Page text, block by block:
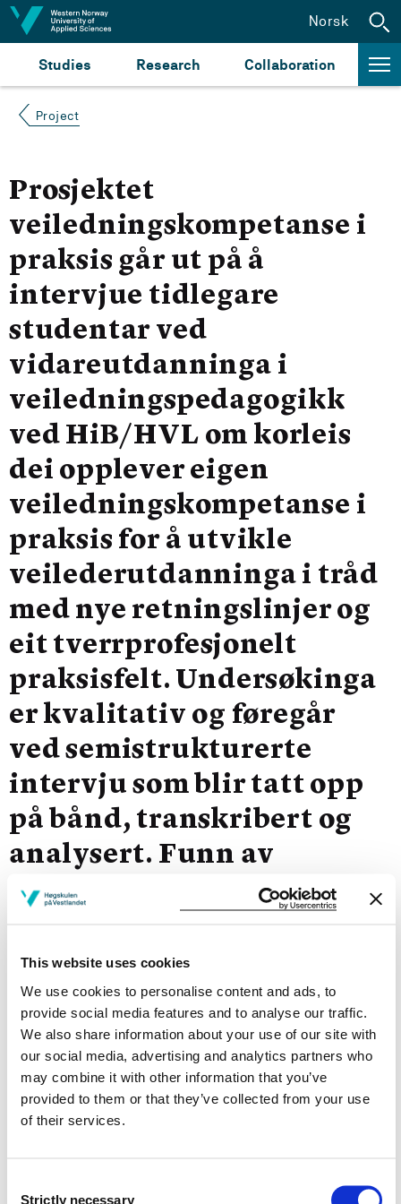
This website uses cookies
We use cookies to personalise content and ads, to
provide social media features and to analyse our traffic.
We also share information about your use of our site with
our social media, advertising and analytics partners who
may combine it with other information that you’ve
provided to them or that they’ve collected from your use
of their services.
Strictly necessary
Jump to content
Studies Research Collaboration
Norsk
Project
Prosjektet
veiledningskompetanse i
praksis går ut på å
intervjue tidlegare
studentar ved
vidareutdanninga i
veiledningspedagogikk
ved HiB/HVL om korleis
dei opplever eigen
veiledningskompetanse i
praksis for å utvikle
veilederutdanninga i tråd
med nye retningslinjer og
eit tverrprofesjonelt
praksisfelt. Undersøkinga
er kvalitativ og føregår
ved semistrukturerte
intervju som blir tatt opp
på bånd, transkribert og
analysert. Funn av
undersøkinga vil bli
tidsskrift.
Project manager
Elin Vestbøstad
Sykepleie, Bergen, HVL
Project participants
Western Norway University of Applied Sciences